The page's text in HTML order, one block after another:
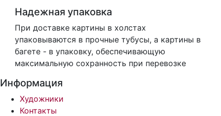
Надежная упаковка
При доставке картины в холстах
упаковываются в прочные тубусы, а картины в
багете - в упаковку, обеспечивающую
максимальную сохранность при перевозке
Информация
Художники
Контакты